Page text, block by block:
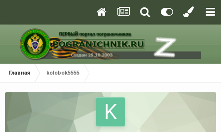
Главная kolobok5555